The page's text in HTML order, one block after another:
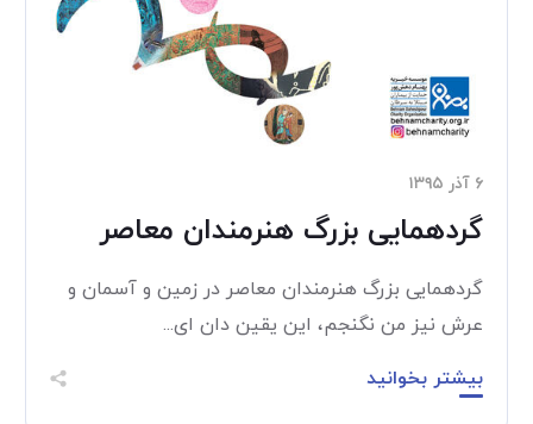
۶ آذر ۱۳۹۵
گردهمایی بزرگ هنرمندان معاصر
گردهمایی بزرگ هنرمندان معاصر در زمین و آسمان و
عرش نیز من نگنجم، این یقین دان ای...
بیشتر بخوانید